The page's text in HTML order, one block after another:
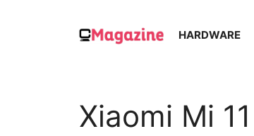
HARDWARE
Xiaomi Mi